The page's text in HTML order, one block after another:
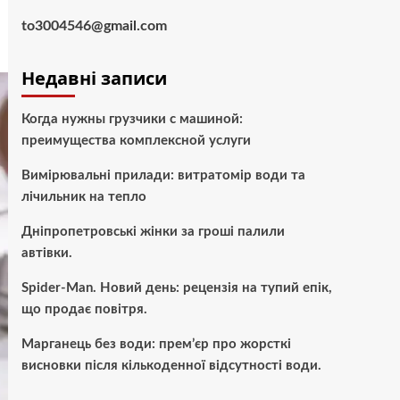
to3004546@gmail.com
Недавні записи
Когда нужны грузчики с машиной:
преимущества комплексной услуги
Вимірювальні прилади: витратомір води та
лічильник на тепло
Дніпропетровські жінки за гроші палили
автівки.
Spider-Man. Новий день: рецензія на тупий епік,
що продає повітря.
Марганець без води: прем’єр про жорсткі
висновки після кількоденної відсутності води.